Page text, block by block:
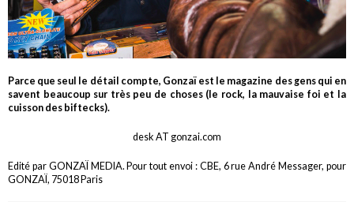
Parce que seul le détail compte, Gonzaï est le magazine des gens qui en
savent beaucoup sur très peu de choses (le rock, la mauvaise foi et la
cuisson des biftecks).
desk AT gonzai.com
Edité par GONZAÏ MEDIA. Pour tout envoi : CBE, 6 rue André Messager, pour
GONZAÏ, 75018 Paris